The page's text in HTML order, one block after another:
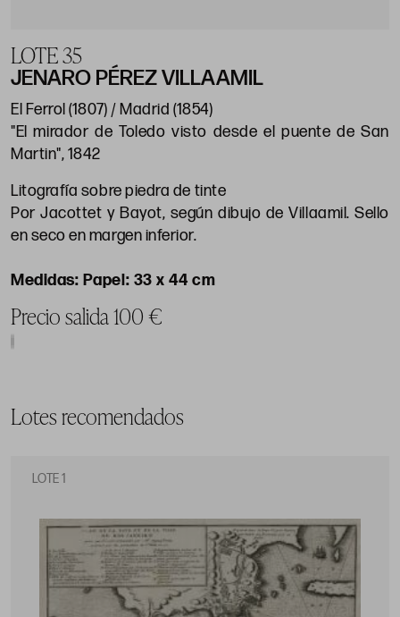
LOTE 35
JENARO PÉREZ VILLAAMIL
El Ferrol (1807) / Madrid (1854)
"El mirador de Toledo visto desde el puente de San
Martin", 1842
Litografía sobre piedra de tinte
Por Jacottet y Bayot, según dibujo de Villaamil. Sello
en seco en margen inferior.
Papel: 33 x 44 cm
Precio salida 100 €
Lotes recomendados
LOTE 1